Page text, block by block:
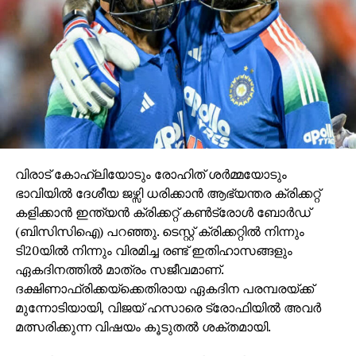
വിരാട് കോഹ്ലിയോടും രോഹിത് ശര്‍മ്മയോടും
ഭാവിയില്‍ ദേശീയ ജഴ്സി ധരിക്കാന്‍ ആഭ്യന്തര ക്രിക്കറ്റ്
കളിക്കാന്‍ ഇന്ത്യന്‍ ക്രിക്കറ്റ് കണ്‍ട്രോള്‍ ബോര്‍ഡ്
(ബിസിസിഐ) പറഞ്ഞു. ടെസ്റ്റ് ക്രിക്കറ്റില്‍ നിന്നും
ടി20യില്‍ നിന്നും വിരമിച്ച രണ്ട് ഇതിഹാസങ്ങളും
ഏകദിനത്തില്‍ മാത്രം സജീവമാണ്.
ദക്ഷിണാഫ്രിക്കയ്ക്കെതിരായ ഏകദിന പരമ്പരയ്ക്ക്
മുന്നോടിയായി, വിജയ് ഹസാരെ ട്രോഫിയില്‍ അവര്‍
മത്സരിക്കുന്ന വിഷയം കൂടുതല്‍ ശക്തമായി.